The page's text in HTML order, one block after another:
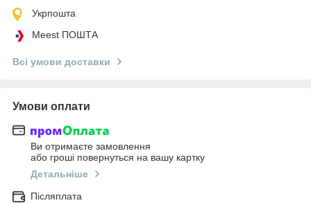
Укрпошта
Meest ПОШТА
Всі умови доставки
Умови оплати
Ви отримаєте замовлення
або гроші повернуться на вашу картку
Детальніше
Післяплата